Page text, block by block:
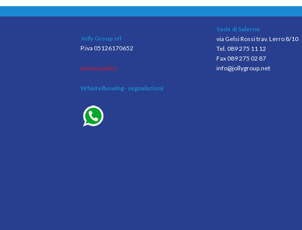
Jolly Group srl
P.iva 05126170652
privacy policy
Whistelbowing- segnalazioni
Sede di Salerno
via Gelsi Rossi trav. Lerro 8/10
Tel. 089 275 11 12
Fax 089 275 02 87
info@jollygroup.net